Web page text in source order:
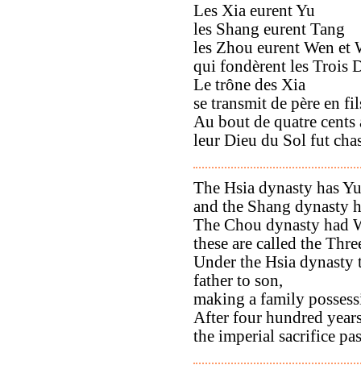
Les Xia eurent Yu
les Shang eurent Tang
les Zhou eurent Wen et
qui fondèrent les Trois
Le trône des Xia
se transmit de père en
Au bout de quatre cents
leur Dieu du Sol fut
The Hsia dynasty has Yu
and the Shang dynasty
The Chou dynasty had
these are called the
Under the Hsia dynasty
father to son,
making a family
After four hundred
the imperial sacrifice